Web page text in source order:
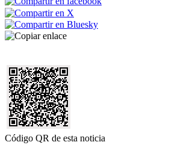
Código QR de esta noticia